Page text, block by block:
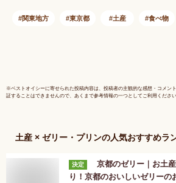
婚 ギフ
関東地方 東京都 土産 食べ物
※ベストオイシーに寄せられた投稿内容は、投稿者の主観的な感想・コメン
証することはできませんので、あくまで参考情報の一つとしてご利用ください
土産 × ゼリー・プリンの人気おすすめラ
決定
京都のゼリー｜お土
り！京都のおいしいゼリーの